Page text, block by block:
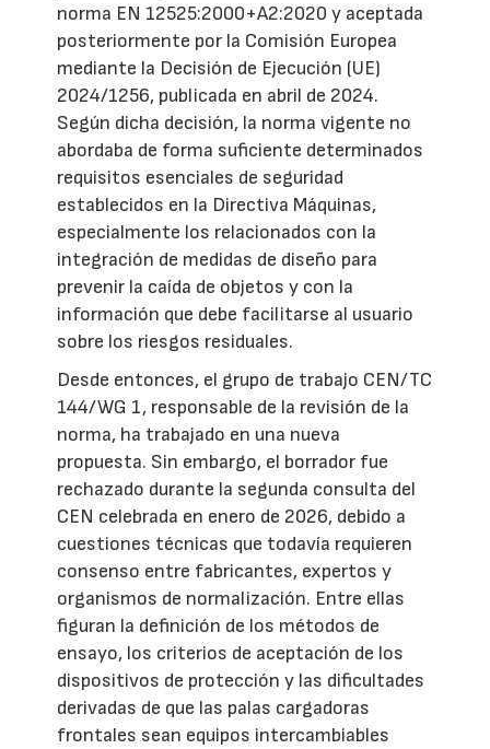
norma EN 12525:2000+A2:2020 y aceptada
posteriormente por la Comisión Europea
mediante la Decisión de Ejecución (UE)
2024/1256, publicada en abril de 2024.
Según dicha decisión, la norma vigente no
abordaba de forma suficiente determinados
requisitos esenciales de seguridad
establecidos en la Directiva Máquinas,
especialmente los relacionados con la
integración de medidas de diseño para
prevenir la caída de objetos y con la
información que debe facilitarse al usuario
sobre los riesgos residuales.
Desde entonces, el grupo de trabajo CEN/TC
144/WG 1, responsable de la revisión de la
norma, ha trabajado en una nueva
propuesta. Sin embargo, el borrador fue
rechazado durante la segunda consulta del
CEN celebrada en enero de 2026, debido a
cuestiones técnicas que todavía requieren
consenso entre fabricantes, expertos y
organismos de normalización. Entre ellas
figuran la definición de los métodos de
ensayo, los criterios de aceptación de los
dispositivos de protección y las dificultades
derivadas de que las palas cargadoras
frontales sean equipos intercambiables